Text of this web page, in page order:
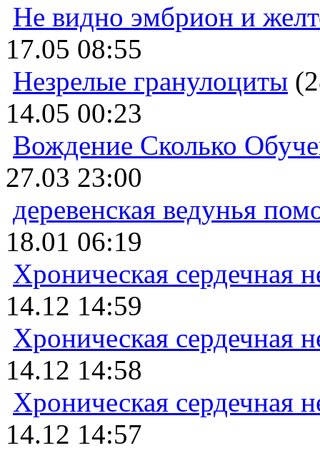
Не видно эмбрион и
17.05 08:55
Незрелые гранулоциты
14.05 00:23
Вождение Сколько
27.03 23:00
деревенская ведунья
18.01 06:19
Хроническая сердечная
14.12 14:59
Хроническая сердечная
14.12 14:58
Хроническая сердечная
14.12 14:57